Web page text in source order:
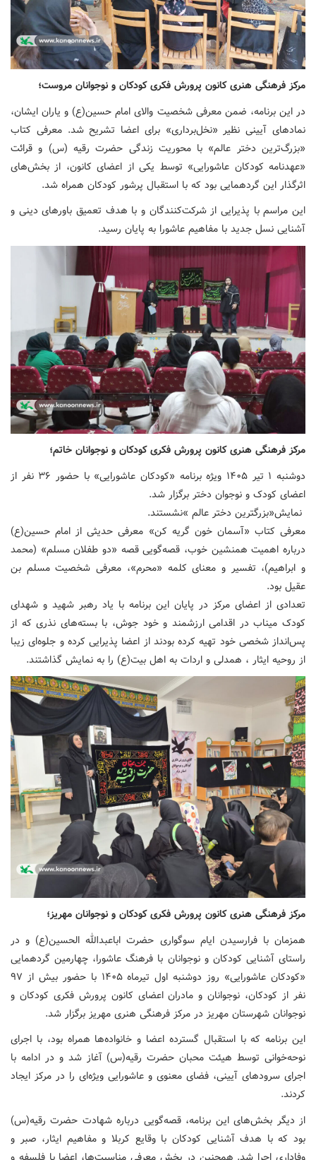
مرکز فرهنگی هنری کانون پرورش فکری کودکان و نوجوانان مروست؛
در این برنامه، ضمن معرفی شخصیت والای امام حسین(ع) و یاران ایشان،
نمادهای آیینی نظیر «نخل‌برداری» برای اعضا تشریح شد. معرفی کتاب
«بزرگ‌ترین دختر عالم» با محوریت زندگی حضرت رقیه (س) و قرائت
«عهدنامه کودکان عاشورایی» توسط یکی از اعضای کانون، از بخش‌های
اثرگذار این گردهمایی بود که با استقبال پرشور کودکان همراه شد.
این مراسم با پذیرایی از شرکت‌کنندگان و با هدف تعمیق باورهای دینی و
آشنایی نسل جدید با مفاهیم عاشورا به پایان رسید.
مرکز فرهنگی هنری کانون پرورش فکری کودکان و نوجوانان خاتم؛
دوشنبه ۱ تیر ۱۴۰۵ ویژه برنامه «کودکان عاشورایی» با حضور ۳۶ نفر از
اعضای کودک و نوجوان دختر برگزار شد.
نمایش«بزرگترین دختر عالم »نشستند.
معرفی کتاب «آسمان خون گریه کن» معرفی حدیثی از امام حسین(ع)
درباره اهمیت همنشین خوب، قصه‌گویی قصه «دو طفلان مسلم» (محمد
و ابراهیم)، تفسیر و معنای کلمه «محرم»، معرفی شخصیت مسلم بن
عقیل بود.
تعدادی از اعضای مرکز در پایان این برنامه با یاد رهبر شهید و شهدای
کودک میناب در اقدامی ارزشمند و خود جوش، با بسته‌های نذری که از
پس‌انداز شخصی خود تهیه کرده بودند از اعضا پذیرایی کرده و جلوه‌ای زیبا
از روحیه ایثار ، همدلی و اردات به اهل بیت(ع) را به نمایش گذاشتند.
مرکز فرهنگی هنری کانون پرورش فکری کودکان و نوجوانان مهریز؛
همزمان با فرارسیدن ایام سوگواری حضرت اباعبدالله الحسین(ع) و در
راستای آشنایی کودکان و نوجوانان با فرهنگ عاشورا، چهارمین گردهمایی
«کودکان عاشورایی» روز دوشنبه اول تیرماه ۱۴۰۵ با حضور بیش از ۹۷
نفر از کودکان، نوجوانان و مادران اعضای کانون پرورش فکری کودکان و
نوجوانان شهرستان مهریز در مرکز فرهنگی هنری مهریز برگزار شد.
این برنامه که با استقبال گسترده اعضا و خانواده‌ها همراه بود، با اجرای
نوحه‌خوانی توسط هیئت محبان حضرت رقیه(س) آغاز شد و در ادامه با
اجرای سرودهای آیینی، فضای معنوی و عاشورایی ویژه‌ای را در مرکز ایجاد
کردند.
از دیگر بخش‌های این برنامه، قصه‌گویی درباره شهادت حضرت رقیه(س)
بود که با هدف آشنایی کودکان با وقایع کربلا و مفاهیم ایثار، صبر و